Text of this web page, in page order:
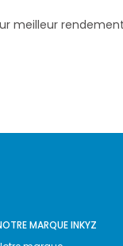
meilleur
MARQUE INKYZ